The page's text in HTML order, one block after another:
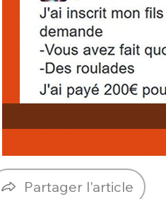
Partager l'article